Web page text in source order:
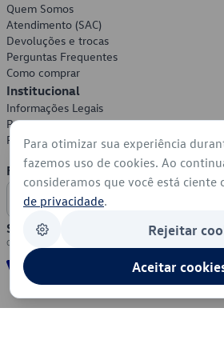
Quem Somos
Atendimento (SAC)
Devoluções e trocas
Perguntas Frequentes
Como comprar
Institucional
Informações Legais
Política de Privacidade
Política de Cookies
Formas de Pagamento
Segurança
Para otimizar sua experiência
fazemos uso de cookies. Ao
consideramos que você está ciente
de privacidade.
Rejeitar
Aceitar